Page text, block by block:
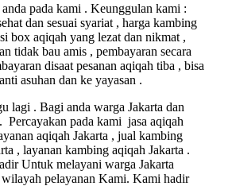
pada kami . Keunggulan kami :
dan sesuai syariat , harga kambing
box aqiqah yang lezat dan nikmat ,
tidak bau amis , pembayaran secara
disaat pesanan aqiqah tiba , bisa
asuhan dan ke yayasan .
lagi . Bagi anda warga Jakarta dan
Percayakan pada kami jasa aqiqah
aqiqah Jakarta , jual kambing
, layanan kambing aqiqah Jakarta .
Untuk melayani warga Jakarta
wilayah pelayanan Kami. Kami hadir